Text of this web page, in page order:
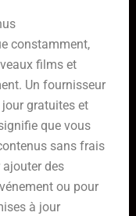
constamment,
films et
Un fournisseur
jour gratuites et
que vous
sans frais
des
ou pour
à jour